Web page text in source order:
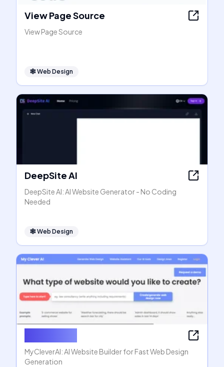
View Page Source
View Page Source
🕸Web Design
DeepSite AI
DeepSite AI: AI Website Generator - No Coding
Needed
🕸Web Design
MyCleverAI: AI Website Builder for Fast Web Design
Generation